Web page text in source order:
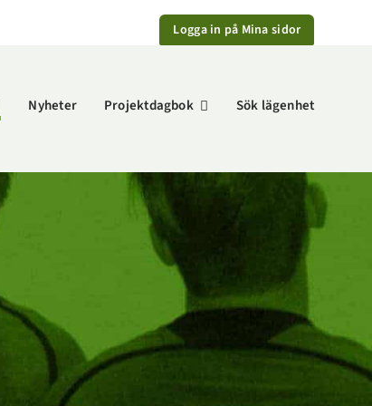
Logga in på Mina sidor
Nyheter Projektdagbok Sök lägenhet